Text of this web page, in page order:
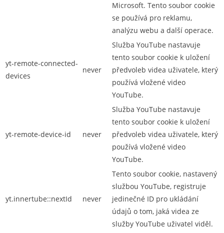
Microsoft. Tento soubor cookie
se používá pro reklamu,
analýzu webu a další operace.
yt-remote-connected-
devices
never
Služba YouTube nastavuje
tento soubor cookie k uložení
předvoleb videa uživatele, který
používá vložené video
YouTube.
yt-remote-device-id never
Služba YouTube nastavuje
tento soubor cookie k uložení
předvoleb videa uživatele, který
používá vložené video
YouTube.
yt.innertube::nextId never
Tento soubor cookie, nastavený
službou YouTube, registruje
jedinečné ID pro ukládání
údajů o tom, jaká videa ze
služby YouTube uživatel viděl.